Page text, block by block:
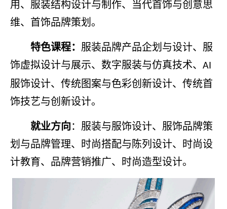
用、服装结构设计与制作、当代首饰与创意思
维、首饰品牌策划。
特色课程： 服装品牌产品企划与设计、服
饰虚拟设计与展示、数字服装与仿真技术、 AI
服饰设计、传统图案与色彩创新设计、传统首
饰技艺与创新设计。
就业方向：服装与服饰设计、服饰品牌策
划与品牌管理、时尚搭配与陈列设计、时尚设
计教育、品牌营销推广、时尚造型设计。